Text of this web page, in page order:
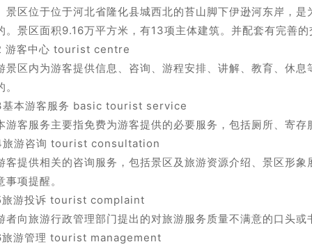
位于位于河北省隆化县城西北的苔山脚下伊逊河东岸，是
。景区面积9.16万平方米，有13项主体建筑。并配套有完善
游客中心 tourist centre
景区内为游客提供信息、咨询、游程安排、讲解、教育、休
本游客服务 basic tourist service
游客服务主要指免费为游客提供的必要服务，包括厕所、寄
游咨询 tourist consultation
客提供相关的咨询服务，包括景区及旅游资源介绍、景区形
事项提醒。
游投诉 tourist complaint
者向旅游行政管理部门提出的对旅游服务质量不满意的口头或
游管理 tourist management